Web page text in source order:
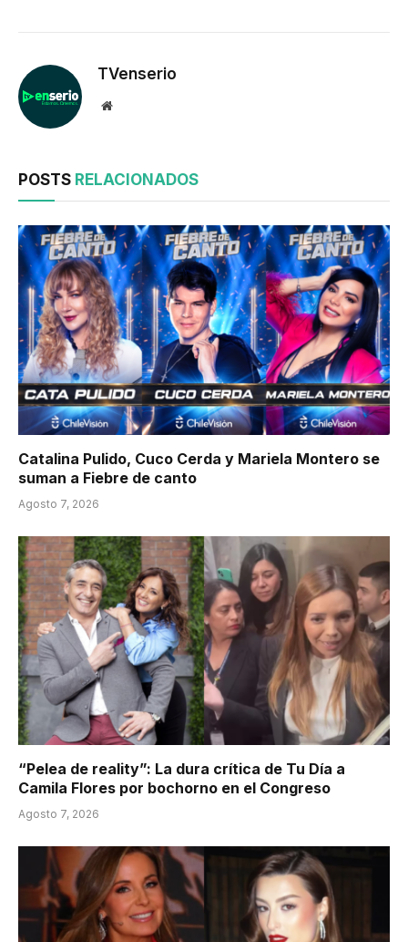
TVenserio
Website
POSTS RELACIONADOS
Catalina Pulido, Cuco Cerda y Mariela Montero se
suman a Fiebre de canto
Agosto 7, 2026
“Pelea de reality”: La dura crítica de Tu Día a
Camila Flores por bochorno en el Congreso
Agosto 7, 2026